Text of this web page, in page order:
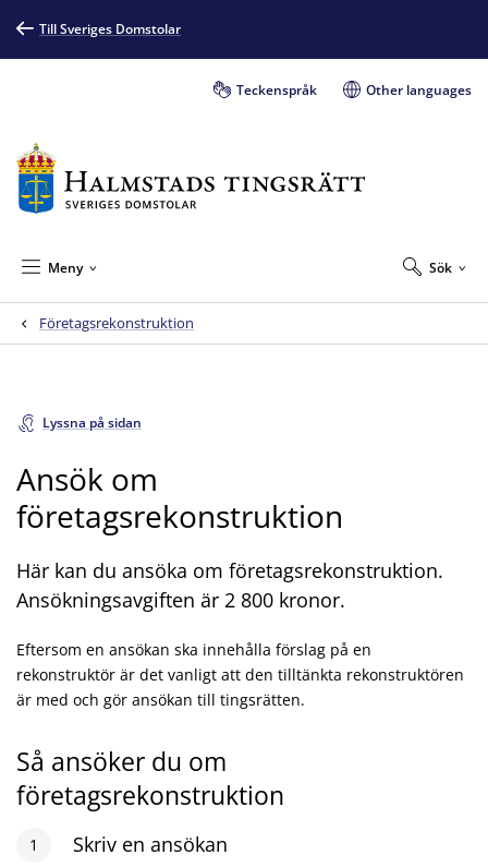
Till Sveriges Domstolar
Teckenspråk Other languages
Sök
Meny
Företagsrekonstruktion
Lyssna på sidan
Ansök om
företagsrekonstruktion
Här kan du ansöka om företagsrekonstruktion.
Ansökningsavgiften är 2 800 kronor.
Eftersom en ansökan ska innehålla förslag på en
rekonstruktör är det vanligt att den tilltänkta rekonstruktören
är med och gör ansökan till tingsrätten.
Så ansöker du om
företagsrekonstruktion
1 Steg 1:
Skriv en ansökan